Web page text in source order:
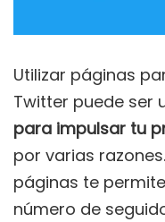
Utilizar páginas
Twitter puede ser
para impulsar tu
por varias
páginas te
número de